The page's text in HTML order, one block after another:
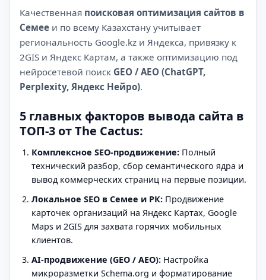
Качественная поисковая оптимизация сайтов в
Семее и по всему Казахстану учитывает
региональность Google.kz и Яндекса, привязку к
2GIS и Яндекс Картам, а также оптимизацию под
нейросетевой поиск GEO / AEO (ChatGPT,
Perplexity, Яндекс Нейро).
5 главных факторов вывода сайта в
ТОП-3 от The Cactus:
Комплексное SEO-продвижение: Полный
технический разбор, сбор семантического ядра и
вывод коммерческих страниц на первые позиции.
Локальное SEO в Семее и РК: Продвижение
карточек организаций на Яндекс Картах, Google
Maps и 2GIS для захвата горячих мобильных
клиентов.
AI-продвижение (GEO / AEO): Настройка
микроразметки Schema.org и форматирование